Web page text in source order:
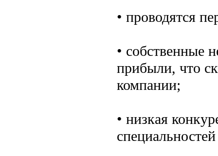
• проводятся
• собственные
прибыли, что
компании;
• низкая